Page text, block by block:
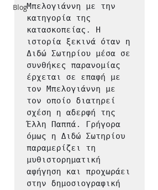
BlogΜπελογιάννη με την
κατηγορία της
κατασκοπείας. H
ιστορία ξεκινά όταν η
Διδώ Σωτηρίου μέσα σε
συνθήκες παρανομίας
έρχεται σε επαφή με
τον Μπελογιάννη με
τον οποίο διατηρεί
σχέση η αδερφή της
Έλλη Παππά. Γρήγορα
όμως η Διδώ Σωτηρίου
παραμερίζει τη
μυθιστορηματική
αφήγηση και προχωράει
στην δημοσιογραφική